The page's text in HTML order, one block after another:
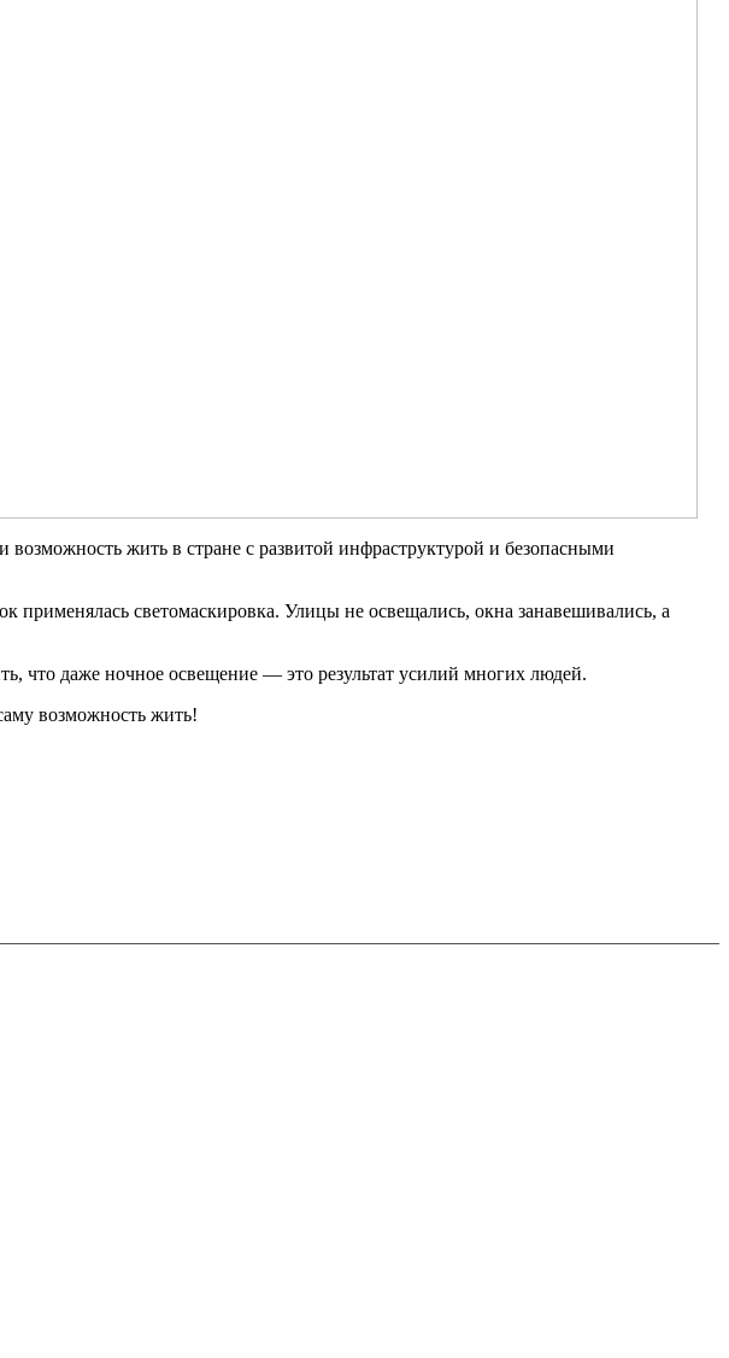
жить в стране с развитой инфраструктурой и безопасными
светомаскировка. Улицы не освещались, окна занавешивались, а
что даже ночное освещение — это результат усилий многих людей.
возможность жить!